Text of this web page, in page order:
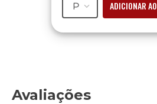
P ADICIONAR
Avaliações